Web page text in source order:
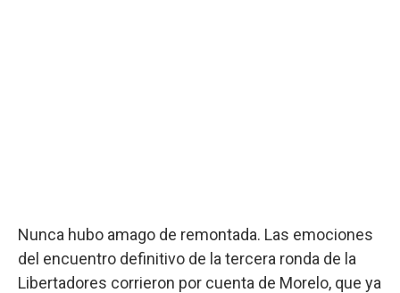
Nunca hubo amago de remontada. Las emociones
del encuentro definitivo de la tercera ronda de la
Libertadores corrieron por cuenta de Morelo, que ya